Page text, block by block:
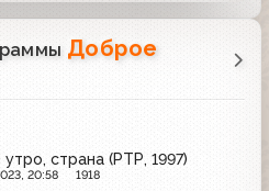
Доброе
страна (РТР, 1997)
20:58 1918